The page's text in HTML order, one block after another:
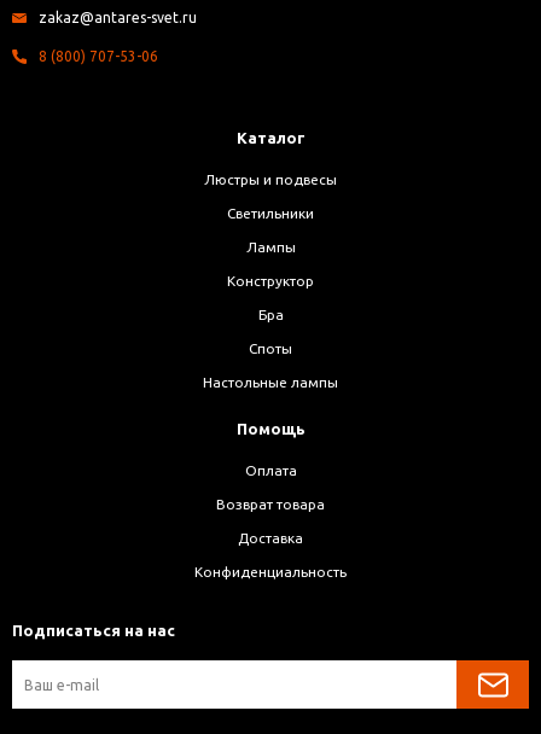
zakaz@antares-svet.ru
8 (800) 707-53-06
Каталог
Люстры и подвесы
Светильники
Лампы
Конструктор
Бра
Споты
Настольные лампы
Помощь
Оплата
Возврат товара
Доставка
Конфиденциальность
Подписаться на нас